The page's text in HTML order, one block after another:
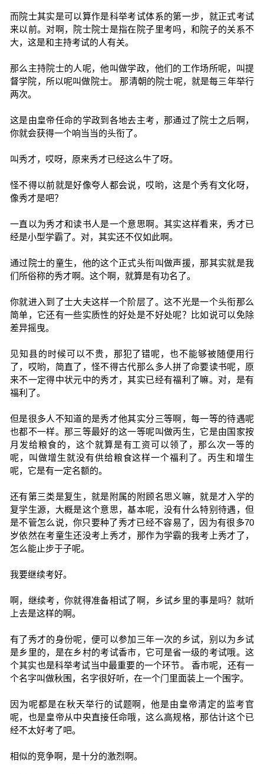
而院士其实是可以算作是科举考试体系的第一步，就正式考试
来以前。对啊，院士院士是指在院子里考吗，和院子的关系不
大，这是和主持考试的人有关。
那么主持院士的人呢，他叫做学政，他们的工作场所呢，叫提
督学院，所以呢叫做院士。 那清朝的院士呢，就是每三年举行
两次。
这是由皇帝任命的学政到各地去主考，那通过了院士之后啊，
你就会获得一个响当当的头衔了。
叫秀才，哎呀，原来秀才已经这么牛了呀。
怪不得以前就是好像夸人都会说，哎哟，这是个秀有文化呀，
像秀才是吧？
一直以为秀才和读书人是一个意思啊。其实这样看来，秀才已
经是小型学霸了。对，其实还不仅如此啊。
通过院士的童生，他的这个正式头衔叫做声援，那其实就是我
们所俗称的秀才啊。这个啊，就算是有功名了。
你就进入到了士大夫这样一个阶层了。这不光是一个头衔那么
简单，它还有一些实质性的好处是不好处呢？比如说可以免除
差异摇曳。
见知县的时候可以不贵，那犯了错呢，也不能够被随便用行
了，哎哟，简直了，怪不得古代那么多人拼了命要读书呢，原
来不一定得中状元中的秀才，其实已经有福利了嘛。对，是有
福利了。
但是很多人不知道的是秀才他其实分三等啊，每一等的待遇呢
也都不一样。那三等最好的这一等呢叫做丙生，它是由国家按
月发给粮食的，这个就算是有工资可以领了，那么次一等的
呢，叫做增生就没有供给粮食这样一个福利了。丙生和增生
呢，它是有一定名额的。
还有第三类是复生，就是附属的附顾名思义嘛，就是才入学的
复学生源，大概是这个意思，基本呢，没有什么特别待遇，但
是不管怎么说，你只要种了秀才已经不容易了，因为有很多70
岁依然在考童生还没考上秀才，那作为学霸的我考上秀才了，
怎么能止步于子呢。
我要继续考好。
啊，继续考，你就得准备相试了啊，乡试乡里的事是吗？就听
上去是这样的啊。
有了秀才的身份呢，便可以参加三年一次的乡试，别以为乡试
是乡里的，是在乡村的考试香市，它可是省一级的考试哦。这
个其实也是科举考试当中最重要的一个环节。 香市呢，还有一
个名字叫做秋围，名字很好听，在一个门里面装上一个围字。
因为呢都是在秋天举行的试题啊，他是由皇帝清定的监考官
呢，也是皇帝从中央直接任命哦，这么高规格，那估计这个已
经不太好考了吧。
相似的竞争啊，是十分的激烈啊。